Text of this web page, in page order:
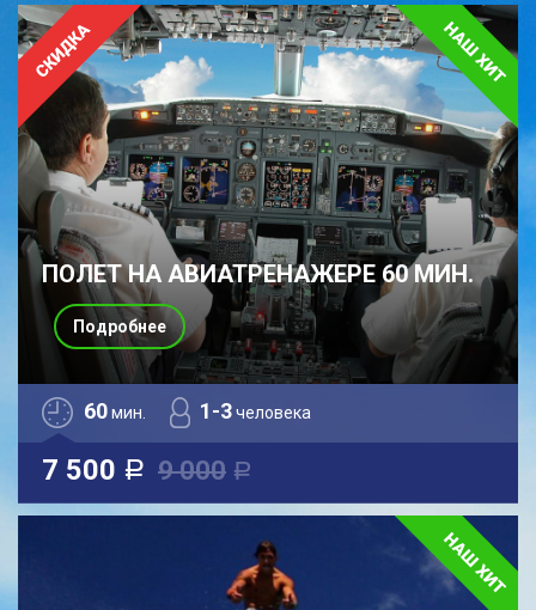
ПОЛЕТ НА АВИАТРЕНАЖЕРЕ 60 МИН.
60мин. 1-3человека
7 500 a 9 000 a
Подробнее